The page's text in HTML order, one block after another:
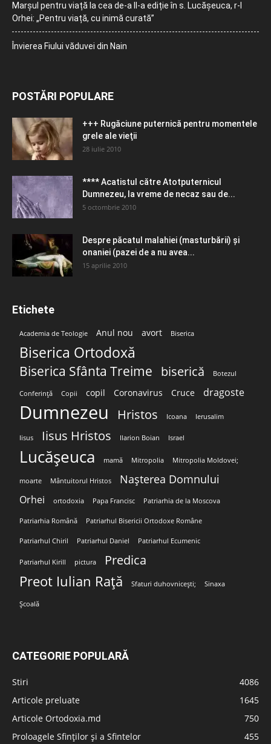
Marșul pentru viață la cea de-a II-a ediție în s. Lucășeuca, r-l
Orhei: „Pentru viață, cu inimă curată”
Învierea Fiului văduvei din Nain
POSTĂRI POPULARE
+++ Rugăciune puternică pentru momentele
grele ale vieţii
28 iulie 2010
**** Acatistul către Atotputernicul
Dumnezeu, la vreme de necaz sau de...
5 octombrie 2010
Despre păcatul malahiei (masturbării) şi
onaniei (pazei de a nu avea...
15 aprilie 2010
Etichete
Academia de Teologie Anul nou avort Biserica
Biserica Ortodoxă
Biserica Sfânta Treime biserică Botezul
Conferință Copii copil Coronavirus Cruce dragoste
Dumnezeu Hristos Icoana Ierusalim
Iisus Iisus Hristos Ilarion Boian Israel
Lucășeuca mamă Mitropolia Mitropolia Moldovei;
moarte Mântuitorul Hristos Nașterea Domnului
Orhei ortodoxia Papa Francisc Patriarhia de la Moscova
Patriarhia Română Patriarhul Bisericii Ortodoxe Române
Patriarhul Chiril Patriarhul Daniel Patriarhul Ecumenic
Patriarhul Kirill pictura Predica
Preot Iulian Rață Sfaturi duhovnicești; Sinaxa
Școală
CATEGORIE POPULARĂ
Stiri
4086
Articole preluate
1645
Articole Ortodoxia.md
750
Proloagele Sfinților și a Sfintelor
455